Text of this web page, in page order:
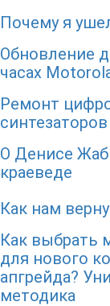
Почему я
Обновление
часах
Ремонт
О Денисе
краеведе
Как нам
Как выбрать
для нового
апгрейда?
методика